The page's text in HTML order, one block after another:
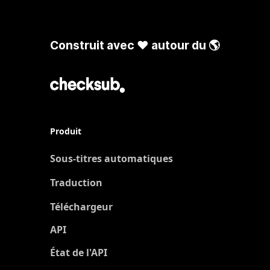
Construit avec ❤️ autour du 🌎
Produit
Sous-titres automatiques
Traduction
Téléchargeur
API
État de l'API